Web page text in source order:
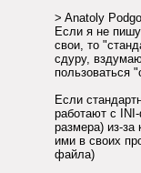
> Anatoly
Если я не
свои, то
сдуру,
пользоваться
Если
работают с
размера) из-за
ими в своих
файла)